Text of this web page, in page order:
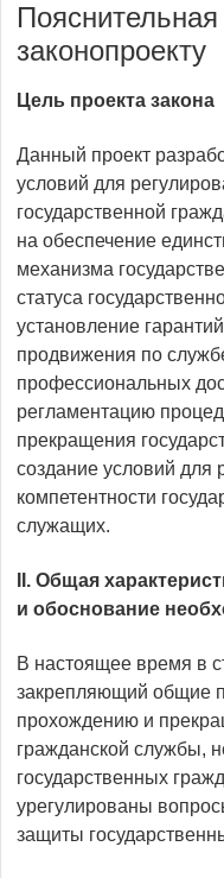
Пояснительная
законопроекту
Цель проекта закона
Данный проект
условий для
государственной
на обеспечение
механизма
статуса
установление
продвижения по
профессиональных
регламентацию
прекращения
создание условий для
компетентности
служащих.
II. Общая
и обоснование
В настоящее время в
закрепляющий общие
прохождению и
гражданской службы,
государственных
урегулированы
защиты